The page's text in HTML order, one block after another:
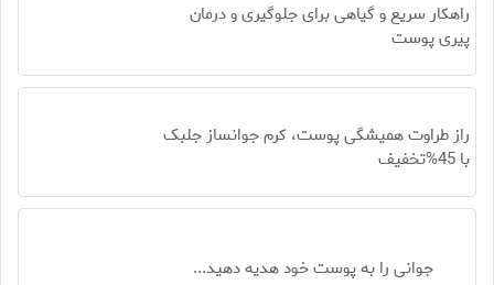
راهکار سریع و گیاهی برای جلوگیری و درمان
پیری پوست
راز طراوت همیشگی پوست، کرم جوانساز جلبک
با 45%تخفیف
جوانی را به پوست خود هدیه دهید...